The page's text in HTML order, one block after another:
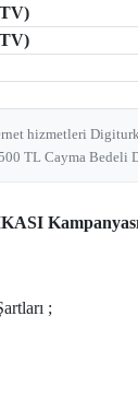
hizmetleri
TL Cayma Bedeli
;